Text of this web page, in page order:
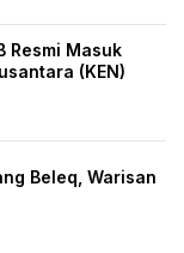
Resmi Masuk
(KEN)
Beleq, Warisan